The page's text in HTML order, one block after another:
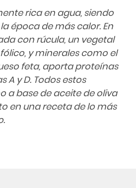
rica en agua, siendo
época de más calor. En
con rúcula, un vegetal
y minerales como el
feta, aporta proteínas
A y D. Todos estos
a base de aceite de oliva
en una receta de lo más